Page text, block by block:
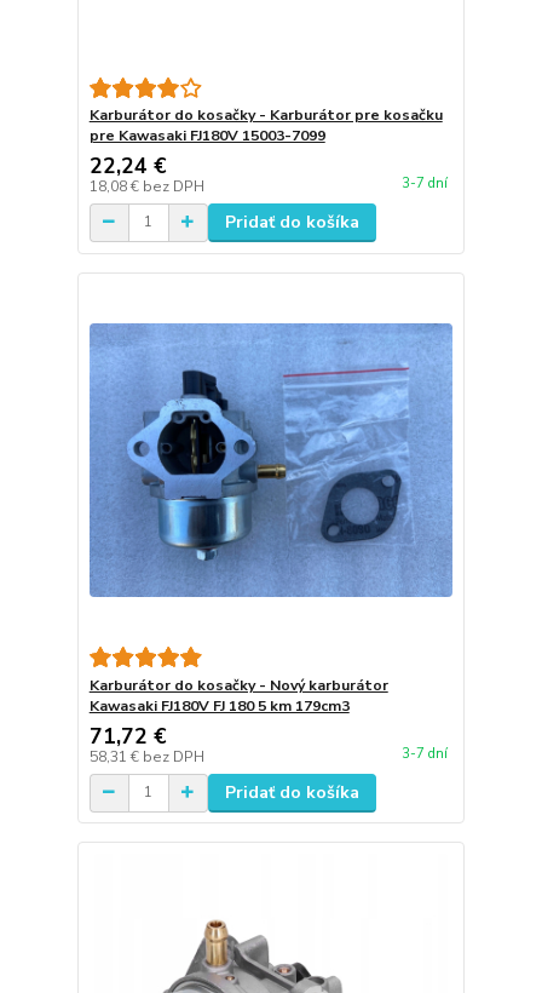
Karburátor do kosačky - Karburátor pre kosačku
pre Kawasaki FJ180V 15003-7099
22,24 €
18,08 € bez DPH 3-7 dní
Pridať do košíka
Karburátor do kosačky - Nový karburátor
Kawasaki FJ180V FJ 180 5 km 179cm3
71,72 €
58,31 € bez DPH 3-7 dní
Pridať do košíka